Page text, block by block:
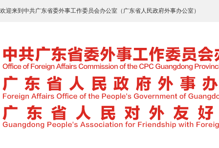
欢迎来到中共广东省委外事工作委员会办公室（广东省人民政府外事办公室）